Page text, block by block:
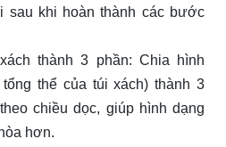
sau khi hoàn thành các bước
thành 3 phần: Chia hình
thể của túi xách) thành 3
chiều dọc, giúp hình dạng
hơn.